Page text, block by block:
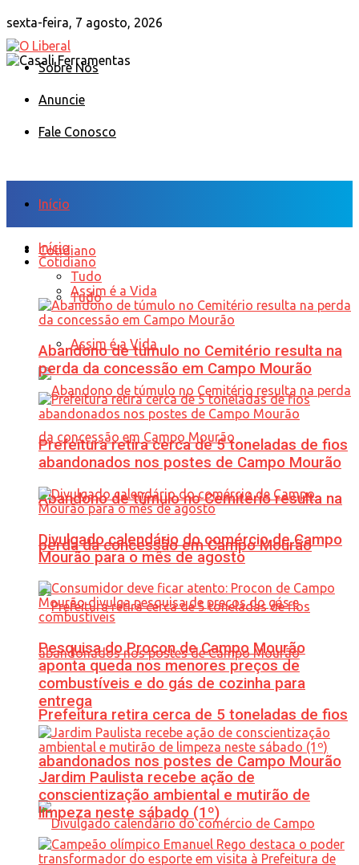
sexta-feira, 7 agosto, 2026
Sobre Nós
Anuncie
Fale Conosco
Início
Cotidiano
Tudo
Assim é a Vida
Abandono de túmulo no Cemitério resulta na
perda da concessão em Campo Mourão
Prefeitura retira cerca de 5 toneladas de fios
abandonados nos postes de Campo Mourão
Início
Cotidiano
Tudo
Assim é a Vida
Abandono de túmulo no Cemitério resulta na
perda da concessão em Campo Mourão
Prefeitura retira cerca de 5 toneladas de fios
abandonados nos postes de Campo Mourão
Divulgado calendário do comércio de Campo
Mourão para o mês de agosto
Pesquisa do Procon de Campo Mourão
aponta queda nos menores preços de
combustíveis e do gás de cozinha para
entrega
Jardim Paulista recebe ação de
conscientização ambiental e mutirão de
limpeza neste sábado (1º)